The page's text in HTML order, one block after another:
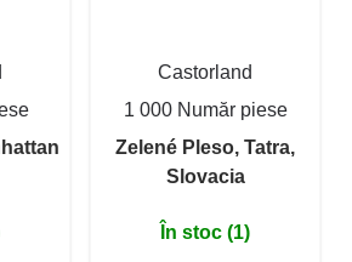
Castorland
1 000 Număr piese
Zelené Pleso, Tatra,
Slovacia
În stoc (1)